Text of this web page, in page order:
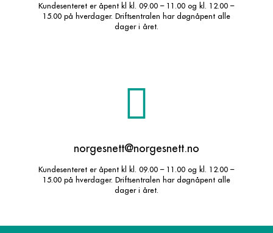
Kundesenteret er åpent kl kl. 09.00 – 11.00 og kl. 12.00 –
15.00 på hverdager. Driftsentralen har døgnåpent alle
dager i året.
norgesnett@norgesnett.no
Kundesenteret er åpent kl kl. 09.00 – 11.00 og kl. 12.00 –
15.00 på hverdager. Driftsentralen har døgnåpent alle
dager i året.